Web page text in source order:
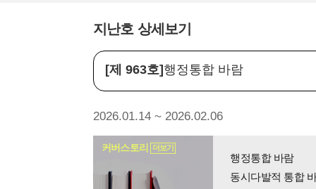
지난호 상세보기
[제 963호] 행정통합 바람
2026.01.14 ~ 2026.02.06
커버스토리 더보기
행정통합 바람
동시다발적 통합